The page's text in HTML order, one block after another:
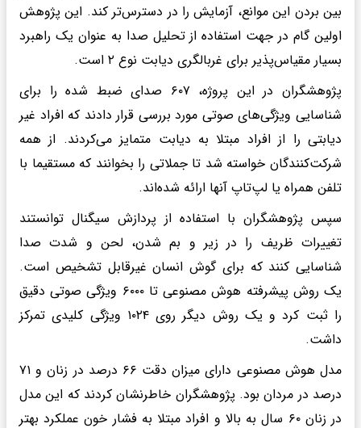
بین بردن این موانع، آزمایش را در دسترس‌تر کند. این پژوهش
اولین گام در جهت استفاده از تحلیل صدا به عنوان یک راهبرد
بسیار مقیاس‌پذیر برای غربالگری دیابت نوع ۲ است.
پژوهشگران در این پروژه، ۶۰۷ صدای ضبط‌ شده را برای
شناسایی ویژگی‌های صوتی مورد بررسی قرار دادند که افراد غیر
دیابتی را از افراد مبتلا به دیابت متمایز می‌کردند. از همه
شرکت‌کنندگان خواسته شد تا جملاتی را بخوانند که مستقیما با
تلفن همراه یا لپ‌تاپ آنها ارائه شده‌اند.
سپس پژوهشگران با استفاده از پردازش سیگنال توانستند
تغییرات ظریف را در زیر و بم شدن، لحن و شدت صدا
شناسایی کنند که برای گوش انسان غیرقابل تشخیص است.
یک روش پیشرفته هوش مصنوعی تا ۶۰۰۰ ویژگی صوتی دقیق
را ثبت کرد و یک روش دیگر روی ۱۰۲۴ ویژگی کلیدی تمرکز
داشت.
مدل هوش مصنوعی دارای میزان دقت ۶۶ درصد در زنان و ۷۱
درصد در مردان بود. پژوهشگران خاطرنشان کردند که این مدل
در زنان ۶۰ سال به بالا و افراد مبتلا به فشار خون عملکرد بهتر